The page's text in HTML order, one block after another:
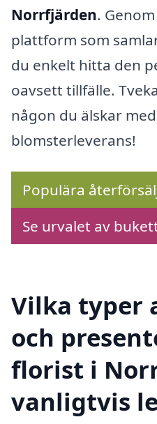
Norrfjärden.
plattform som
du enkelt hitta den
oavsett tillfälle.
någon du älskar
blomsterleverans!
Populära
Se urvalet av
Vilka typer
och
florist i
vanligtvis